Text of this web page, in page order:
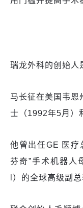
瑞龙外科的创始人
马长征在美国韦恩
士（1992年5月）
他曾出任GE 医疗
芬奇”手术机器人
l）的全球高级副总